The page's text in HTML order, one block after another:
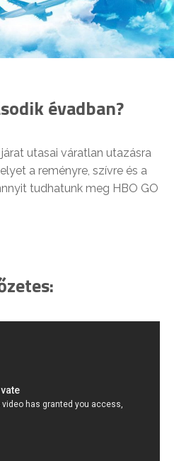
évadban?
utasai váratlan utazásra
a reményre, szívre és a
tudhatunk meg HBO GO